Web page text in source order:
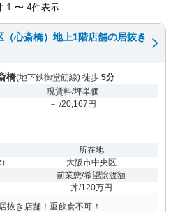
1 〜 4件表示
（心斎橋）地上1階店舗の居抜き
橋(地下鉄御堂筋線) 徒歩 5分
現賃料/坪単価
－ /20,167円
）
所在地
大阪市中央区
前業態/希望譲渡額
丼/120万円
抜き店舗！重飲食不可！